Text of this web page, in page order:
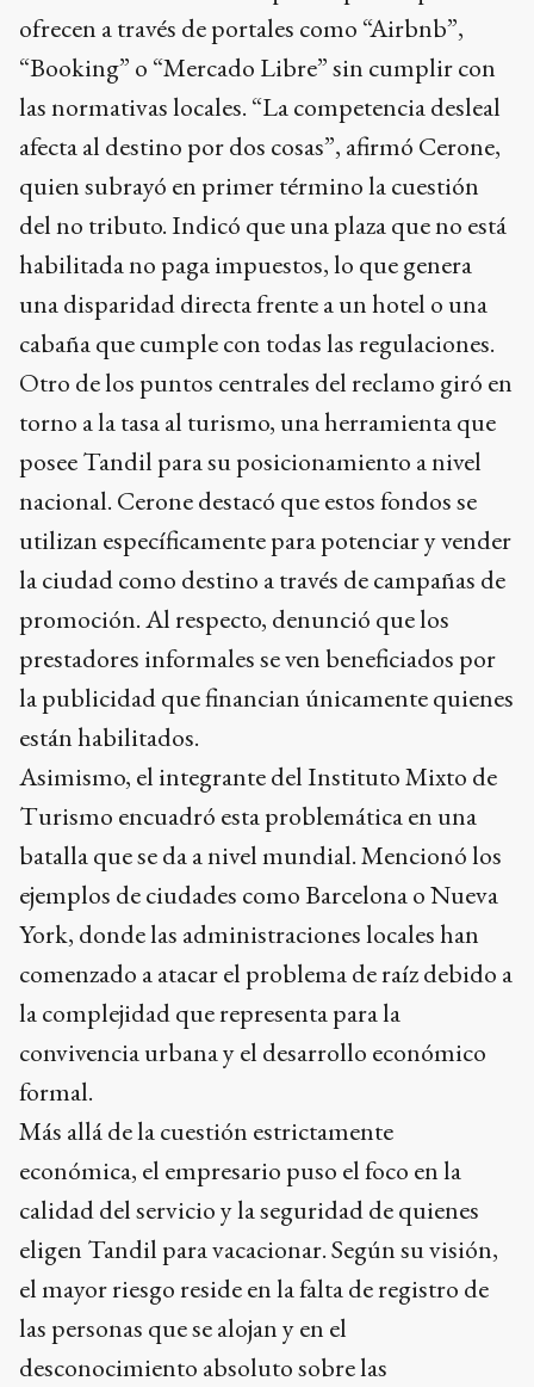
ofrecen a través de portales como “Airbnb”,
“Booking” o “Mercado Libre” sin cumplir con
las normativas locales. “La competencia desleal
afecta al destino por dos cosas”, afirmó Cerone,
quien subrayó en primer término la cuestión
del no tributo. Indicó que una plaza que no está
habilitada no paga impuestos, lo que genera
una disparidad directa frente a un hotel o una
cabaña que cumple con todas las regulaciones.
Otro de los puntos centrales del reclamo giró en
torno a la tasa al turismo, una herramienta que
posee Tandil para su posicionamiento a nivel
nacional. Cerone destacó que estos fondos se
utilizan específicamente para potenciar y vender
la ciudad como destino a través de campañas de
promoción. Al respecto, denunció que los
prestadores informales se ven beneficiados por
la publicidad que financian únicamente quienes
están habilitados.
Asimismo, el integrante del Instituto Mixto de
Turismo encuadró esta problemática en una
batalla que se da a nivel mundial. Mencionó los
ejemplos de ciudades como Barcelona o Nueva
York, donde las administraciones locales han
comenzado a atacar el problema de raíz debido a
la complejidad que representa para la
convivencia urbana y el desarrollo económico
formal.
Más allá de la cuestión estrictamente
económica, el empresario puso el foco en la
calidad del servicio y la seguridad de quienes
eligen Tandil para vacacionar. Según su visión,
el mayor riesgo reside en la falta de registro de
las personas que se alojan y en el
desconocimiento absoluto sobre las